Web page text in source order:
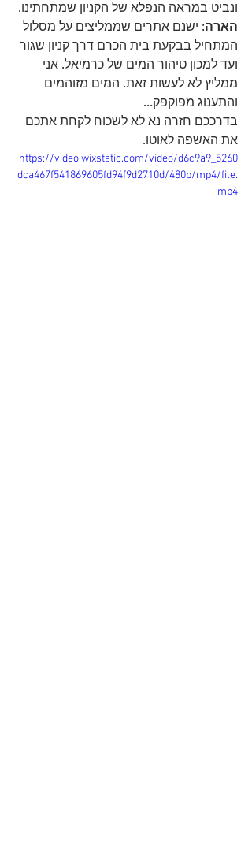
ונביט במראה הנפלא של הקניון שמתחתינו.
הארה: ישנם אתרים שממליצים על מסלול
המתחיל בבקעת בית הכרם דרך קניון שגור
ועד למכון טיהור המים של כרמיאל. אני
ממליץ לא לעשות זאת. המים מזוהמים
והתענוג מפוקפק...
בדרככם חזרה נא לא לשכוח לקחת אתכם
את האשפה לאוטו.
https://video.wixstatic.com/video/d6c9a9_5260
dca467f541869605fd94f9d2710d/480p/mp4/file.
mp4